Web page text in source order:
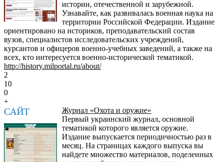
истории, отечественной и зарубежной.
Узнавайте, как развивалась военная наука на
территории Российской Федерации. Издание
ориентировано на историков, преподавательский состав
вузов, специалистов исследовательских учреждений,
курсантов и офицеров военно-учебных заведений, а также на
всех, кто интересуется военно-исторической тематикой.
http://history.milportal.ru/about/
2
10
0
+
САЙТ
Журнал «Охота и оружие»
Первый украинский журнал, основной
тематикой которого является оружие.
Издание выпускается периодичностью раз в
месяц. На страницах каждого выпуска вы
найдете множество материалов, поделенных